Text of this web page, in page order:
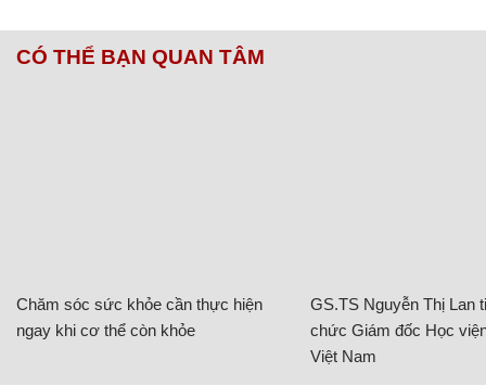
CÓ THỂ BẠN QUAN TÂM
Chăm sóc sức khỏe cần thực hiện
ngay khi cơ thể còn khỏe
GS.TS Nguyễn Thị Lan
chức Giám đốc Học
Việt Nam